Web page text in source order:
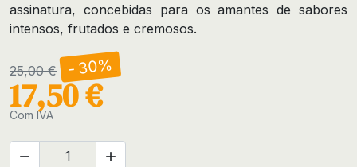
assinatura, concebidas para os amantes de sabores
intensos, frutados e cremosos.
25,00 € - 30%
17,50 €
Com IVA
 